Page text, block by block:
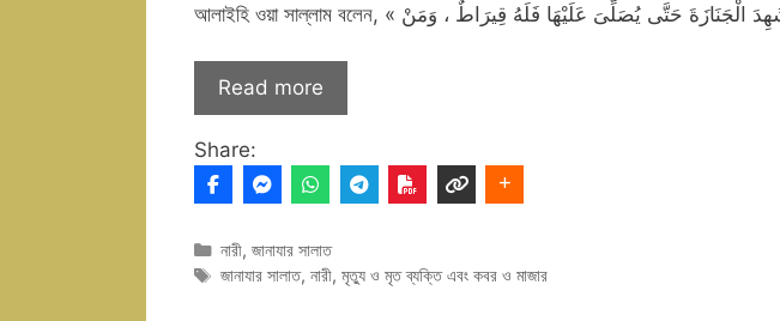
Read more
Share:
Categories
নারী, জানাযার সালাত
Tags
জানাযার সালাত, নারী, মৃত্যু ও মৃত ব্যক্তি এবং কবর ও মাজার